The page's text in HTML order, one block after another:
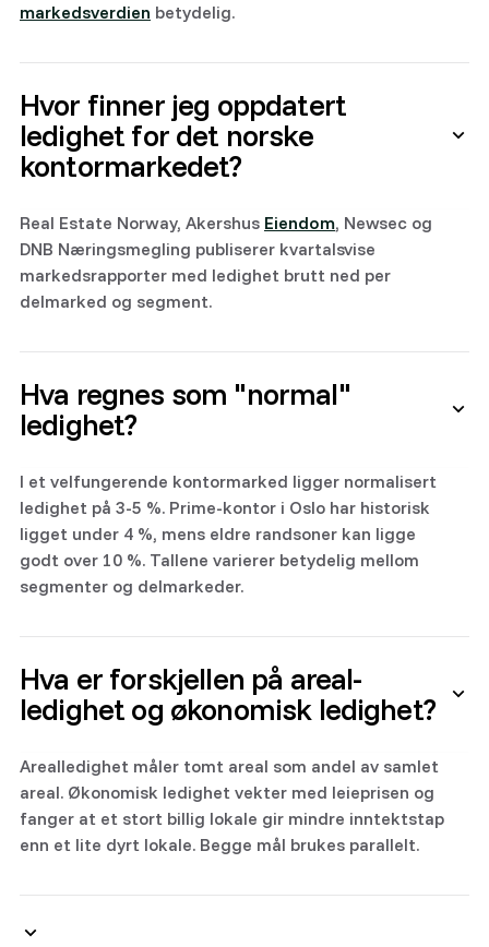
markedsverdien betydelig.
Hvor finner jeg oppdatert
ledighet for det norske
kontormarkedet?
Real Estate Norway, Akershus Eiendom, Newsec og
DNB Næringsmegling publiserer kvartalsvise
markedsrapporter med ledighet brutt ned per
delmarked og segment.
Hva regnes som "normal"
ledighet?
I et velfungerende kontormarked ligger normalisert
ledighet på 3-5 %. Prime-kontor i Oslo har historisk
ligget under 4 %, mens eldre randsoner kan ligge
godt over 10 %. Tallene varierer betydelig mellom
segmenter og delmarkeder.
Hva er forskjellen på areal-
ledighet og økonomisk ledighet?
Arealledighet måler tomt areal som andel av samlet
areal. Økonomisk ledighet vekter med leieprisen og
fanger at et stort billig lokale gir mindre inntektstap
enn et lite dyrt lokale. Begge mål brukes parallelt.